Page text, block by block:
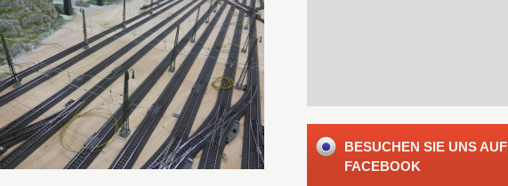
BESUCHEN SIE UNS AUF
FACEBOOK